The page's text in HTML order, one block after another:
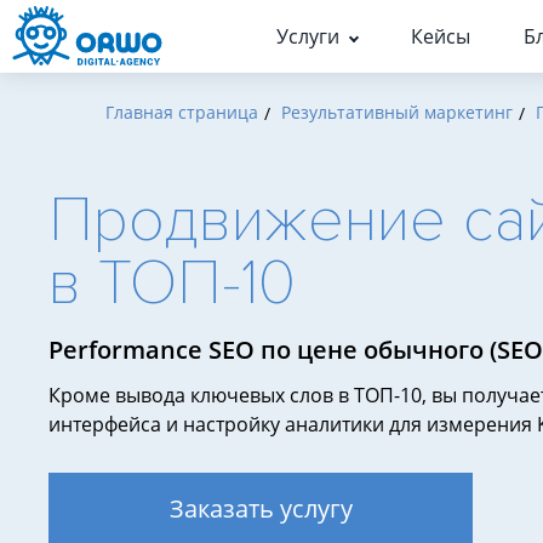
Главная страница Результативный маркетинг
Продвижение
в ТОП-10
Продвижение
сайта
ТОП
Раскрутка
сайтов
Яндекс
Performance SEO по цене обычного (SEO
Кроме вывода ключевых слов в ТОП-10, вы
интерфейса и настройку аналитики для измерения
Заказать услугу
Услуги Кейсы
SEO-продвижение
Оптимизация для ИИ
Аудит сайта для поисковых
Кейсы по услугам
Статьи
Результативная
реклама
Кейс-стори
Прочее
Люди
Команда
Карьера и практика